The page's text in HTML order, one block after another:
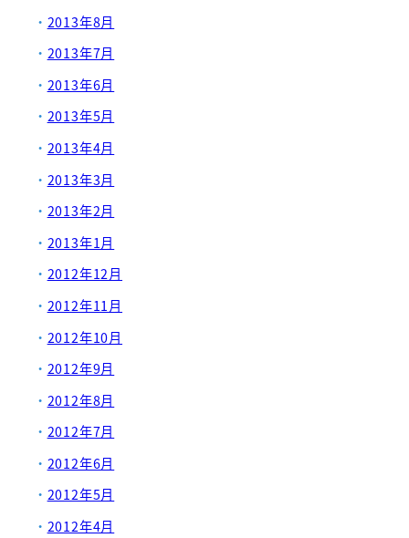
2013年8月
2013年7月
2013年6月
2013年5月
2013年4月
2013年3月
2013年2月
2013年1月
2012年12月
2012年11月
2012年10月
2012年9月
2012年8月
2012年7月
2012年6月
2012年5月
2012年4月